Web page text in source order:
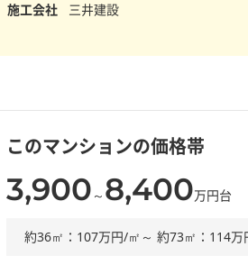
施工会社 三井建設
このマンションの価格帯
3,900 ～ 8,400万円台
約36㎡：107万円/㎡～ 約73㎡：114万